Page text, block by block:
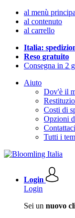
al menù
al contenuto
al carrello
Italia:
Reso gratuito
Consegna in 2
Aiuto
Dov'è il
Costi di
Opzioni
Contattaci
Tutti i
Login
Login
Sei un nuovo